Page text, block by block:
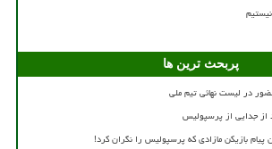
پربحث ترین ها
از جدایی از پرسپولیس
بازیکن مازادی که پرسپولیس را نگران کرد!